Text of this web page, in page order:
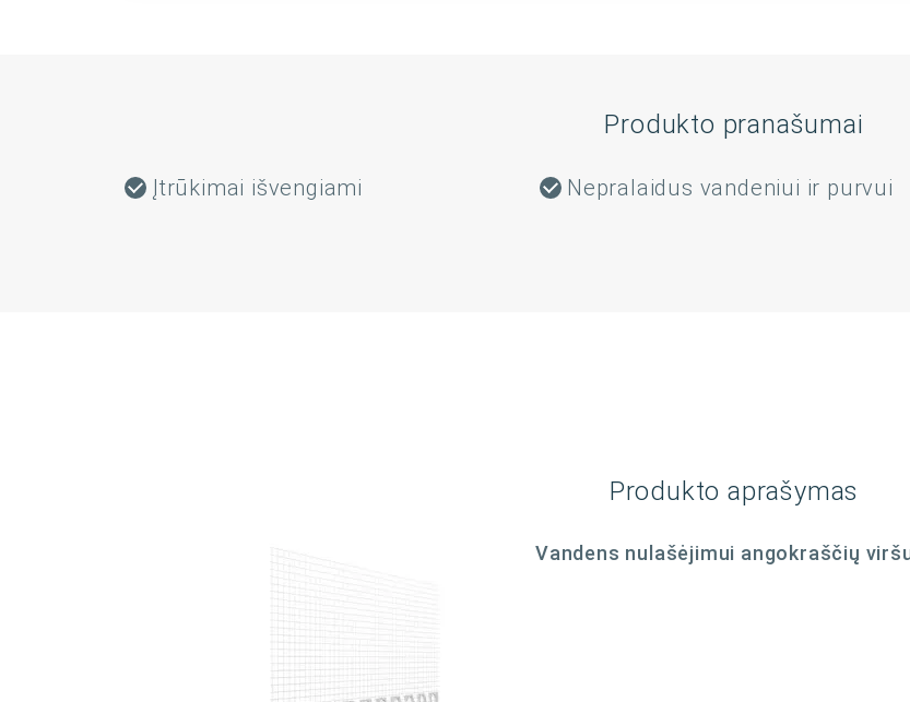
Produkto pranašumai
Įtrūkimai išvengiami Nepralaidus vandeniui ir purvui
Produkto aprašymas
Vandens nulašėjimui angokraščių